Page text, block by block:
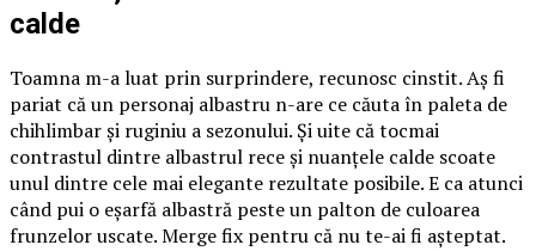
calde
Toamna m-a luat prin surprindere, recunosc cinstit. Aș fi
pariat că un personaj albastru n-are ce căuta în paleta de
chihlimbar și ruginiu a sezonului. Și uite că tocmai
contrastul dintre albastrul rece și nuanțele calde scoate
unul dintre cele mai elegante rezultate posibile. E ca atunci
când pui o eșarfă albastră peste un palton de culoarea
frunzelor uscate. Merge fix pentru că nu te-ai fi așteptat.